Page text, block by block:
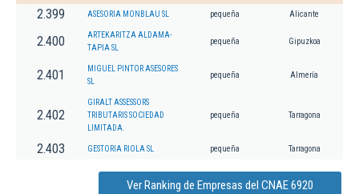
2.399 ASESORIA MONBLAU SL pequeña Alicante
2.400
ARTEKARITZA ALDAMA-
TAPIA SL
pequeña Gipuzkoa
2.401
MIGUEL PINTOR ASESORES
SL
pequeña Almería
2.402
GIRALT ASSESSORS
TRIBUTARIS SOCIEDAD
LIMITADA.
pequeña Tarragona
2.403 GESTORIA RIOLA SL pequeña Tarragona
Ver Ranking de Empresas del CNAE 6920